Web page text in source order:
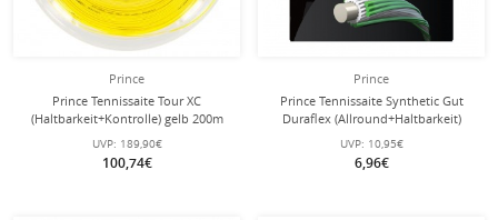
Prince
Prince Tennissaite Tour XC
(Haltbarkeit+Kontrolle) gelb 200m
Rolle
UVP: 189,90€
100,74€
Prince
Prince Tennissaite Synthetic Gut
Duraflex (Allround+Haltbarkeit)
weiss 12m Set
UVP: 10,95€
6,96€